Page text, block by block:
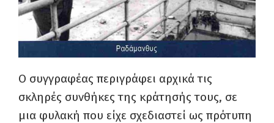
Ο συγγραφέας περιγράφει αρχικά τις
σκληρές συνθήκες της κράτησής τους, σε
μια φυλακή που είχε σχεδιαστεί ως πρότυπη